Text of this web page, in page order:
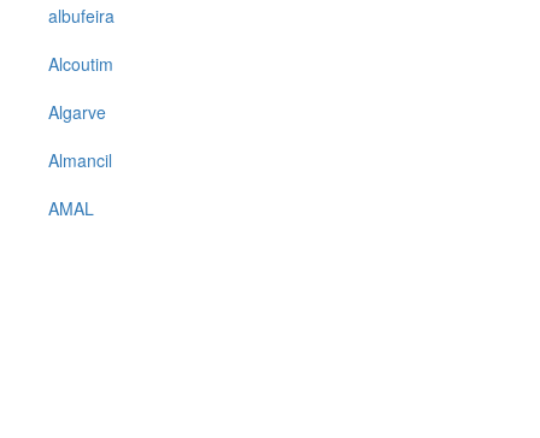
albufeira
Alcoutim
Algarve
Almancil
AMAL